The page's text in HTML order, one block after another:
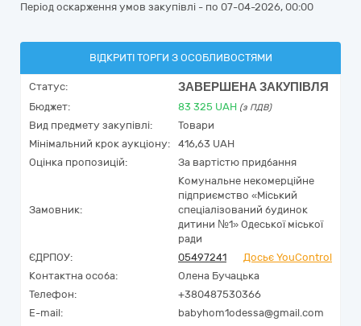
Період оскарження умов закупівлі - по 07-04-2026, 00:00
ВІДКРИТІ ТОРГИ З ОСОБЛИВОСТЯМИ
Статус: ЗАВЕРШЕНА ЗАКУПІВЛЯ
Бюджет: 83 325 UAH (з ПДВ)
Вид предмету закупівлі:
Товари
Мінімальний крок аукціону:
416,63 UAH
Оцінка пропозицій:
За вартістю придбання
Замовник:
Комунальне некомерційне
підприємство «Міський
спеціалізований будинок
дитини №1» Одеської міської
ради
ЄДРПОУ:
05497241
Досьє YouControl
Контактна особа:
Олена Бучацька
Телефон:
+380487530366
E-mail:
babyhom1odessa@gmail.com